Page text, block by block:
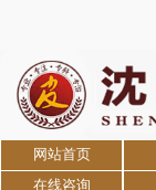
网站首页
在线咨询